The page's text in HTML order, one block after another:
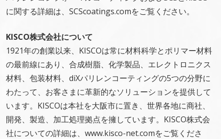
に関する詳細は、SCScoatings.comをご覧ください。
KISCO株式会社について
1921年の創業以来、KISCOは常に材料科学とポリマー材料
の最前線にあり、合成樹脂、化学製品、エレクトロニクス
材料、包装材料、diXパリレンコーティングの5つの分野に
わたって、お客さまに革新的なソリューションを提供して
います。KISCOは本社を大阪市に置き、世界各地に商社、
開発、製造、加工処理拠点を擁しています。KISCO株式会
社についての詳細は、www.kisco-net.comをご覧くださ